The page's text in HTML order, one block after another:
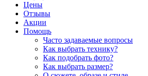
Цены
Отзывы
Акции
Помощь
Часто задаваемые вопросы
Как выбрать технику?
Как подобрать фото?
Как выбрать размер?